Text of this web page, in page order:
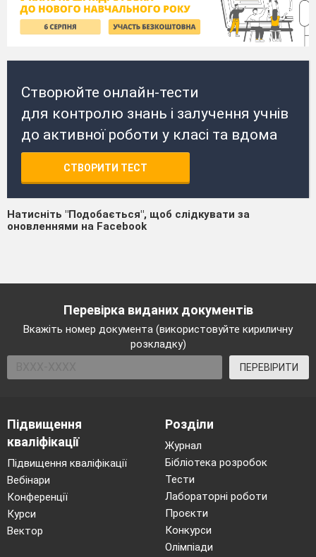
Створюйте онлайн-тести
для контролю знань і залучення учнів
до активної роботи у класі та вдома
СТВОРИТИ ТЕСТ
Натисніть "Подобається", щоб слідкувати за
оновленнями на Facebook
Перевірка виданих документів
Вкажіть номер документа (використовуйте кириличну
розкладку)
ПЕРЕВІРИТИ
Підвищення
кваліфікації
Підвищення кваліфікації
Вебінари
Конференції
Курси
Вектор
Розділи
Журнал
Бібліотека розробок
Тести
Лабораторні роботи
Проєкти
Конкурси
Олімпіади